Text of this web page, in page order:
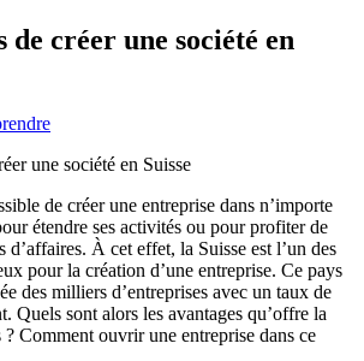
de créer une société en
de créer une entreprise dans n’importe
étendre ses activités ou pour profiter de
À cet effet, la Suisse est l’un des
pour la création d’une entreprise. Ce pays
des milliers d’entreprises avec un taux de
Quels sont alors les avantages qu’offre la
? Comment ouvrir une entreprise dans ce